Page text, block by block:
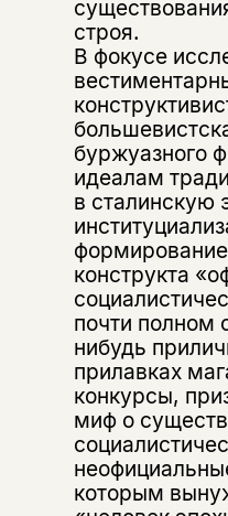
строя.
В фокусе
буржуазного
идеалам
в сталинскую
конструкта
почти полном
нибудь
прилавках
конкурсы,
миф о
которым
Подписка
Этой
нет в